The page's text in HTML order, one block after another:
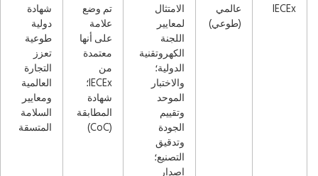
IECEx
عالمي
(طوعي)
الامتثال
لمعايير
اللجنة
الكهروتقنية
الدولية؛
والاختبار
الموحد
وتقييم
الجودة
وتدقيق
التصنيع؛
إصدار
تم وضع
علامة
على أنها
معتمدة
IECEx؛
شهادة
المطابقة
شهادة
دولية
طوعية
تعزز
التجارة
العالمية
ومعايير
السلامة
المتسقة